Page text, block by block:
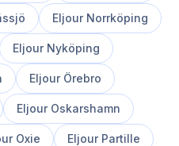
Eljour Norrköping
Eljour Nyköping
Eljour Örebro
Eljour Oskarshamn
Oxie Eljour Partille